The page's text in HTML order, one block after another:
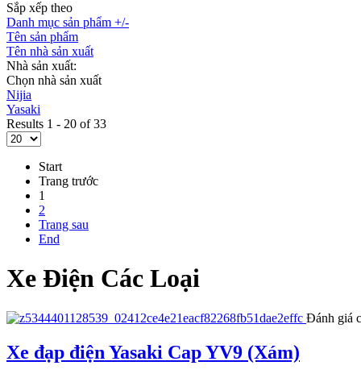
Sắp xếp theo
Danh mục sản phẩm +/-
Tên sản phẩm
Tên nhà sản xuất
Nhà sản xuất:
Chọn nhà sản xuất
Nijia
Yasaki
Results 1 - 20 of 33
Start
Trang trước
1
2
Trang sau
End
Xe Điện Các Loại
Đánh giá
Xe đạp điện Yasaki Cap YV9 (Xám)